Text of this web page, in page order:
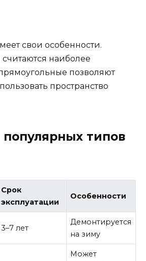
свои особенности.
наиболее
позволяют
пространство
типов
Срок
эксплуатации
Особенности
3–7 лет
Демонтируется
на зиму
Может